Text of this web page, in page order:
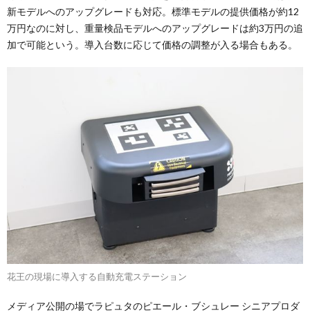
新モデルへのアップグレードも対応。標準モデルの提供価格が約12
万円なのに対し、重量検品モデルへのアップグレードは約3万円の追
加で可能という。導入台数に応じて価格の調整が入る場合もある。
花王の現場に導入する自動充電ステーション
メディア公開の場でラピュタのピエール・ブシュレー シニアプロダ